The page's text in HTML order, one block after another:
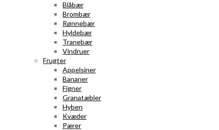
Blåbær
Brombær
Rønnebær
Hyldebær
Tranebær
Vindruer
Frugter
Appelsiner
Bananer
Figner
Granatæbler
Hyben
Kvæder
Pærer